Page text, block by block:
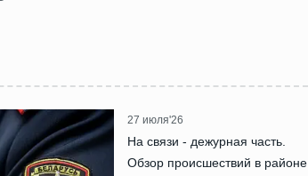
27 июля'26
На связи - дежурная часть.
Обзор происшествий в районе